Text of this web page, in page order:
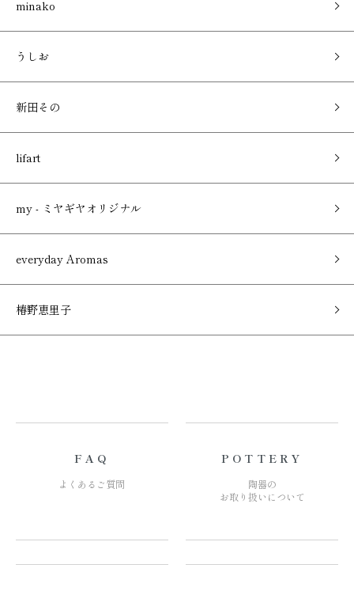
minako
うしお
新田その
lifart
my - ミヤギヤオリジナル
everyday Aromas
椿野恵里子
FAQ
よくあるご質問
POTTERY
陶器の
お取り扱いについて